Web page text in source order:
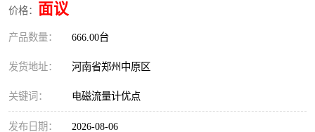
价格： 面议
产品数量： 666.00台
发货地址： 河南省郑州中原区
关键词： 电磁流量计优点
发布日期： 2026-08-06